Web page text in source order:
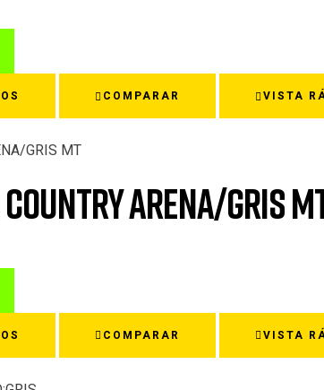
la
de
producto
múltiples
variantes.
Las
se
pueden
la
de
producto
COMPARAR VISTA
ARENA/GRIS
múltiples
variantes.
Las
COMPARAR VISTA